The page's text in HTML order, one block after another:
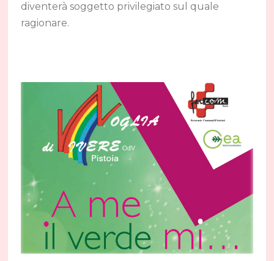
diventerà soggetto privilegiato sul quale
ragionare.